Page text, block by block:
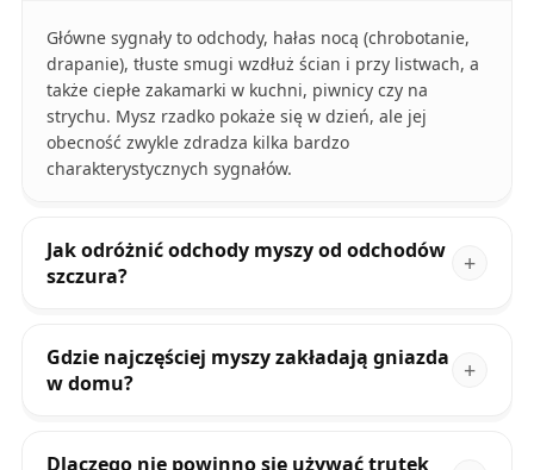
Główne sygnały to odchody, hałas nocą (chrobotanie,
drapanie), tłuste smugi wzdłuż ścian i przy listwach, a
także ciepłe zakamarki w kuchni, piwnicy czy na
strychu. Mysz rzadko pokaże się w dzień, ale jej
obecność zwykle zdradza kilka bardzo
charakterystycznych sygnałów.
Jak odróżnić odchody myszy od odchodów
szczura?
Gdzie najczęściej myszy zakładają gniazda
w domu?
Dlaczego nie powinno się używać trutek